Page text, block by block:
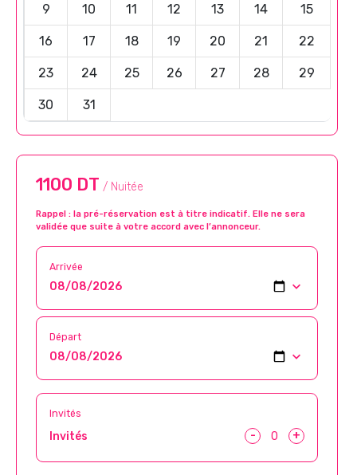
9 10 11 12 13 14 15
16 17 18 19 20 21 22
23 24 25 26 27 28 29
30 31
1100 DT / Nuitée
Rappel : la pré-réservation est à titre indicatif. Elle ne sera
validée que suite à votre accord avec l’annonceur.
Arrivée
Départ
Invités
Invités - +